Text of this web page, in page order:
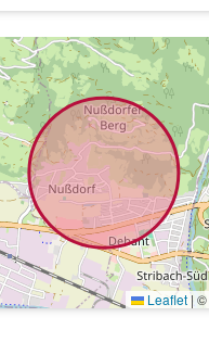
Leaflet | ©